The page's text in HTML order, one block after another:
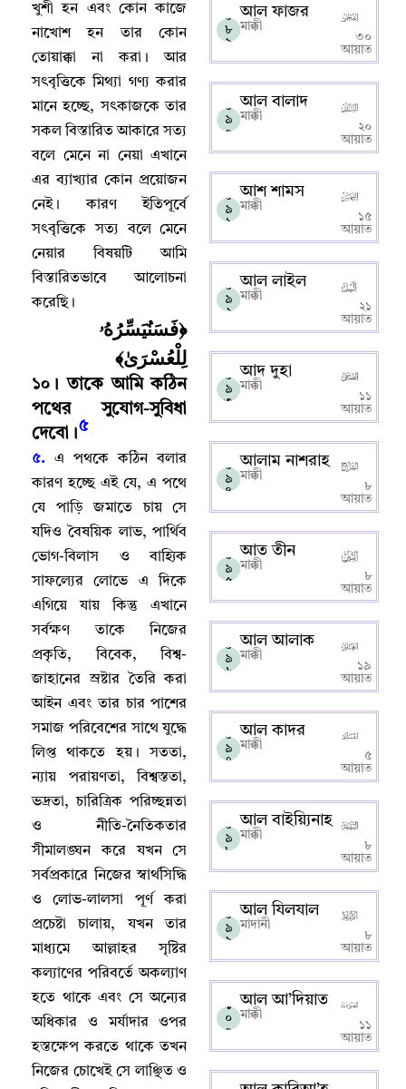
খুশী হন এবং কোন কাজে
নাখোশ হন তার কোন
তোয়াক্কা না করা । আর
সৎবৃত্তিকে মিথ্যা গণ্য করার
মানে হচ্ছে,সৎকাজকে তার
সকল বিস্তারিত আকারে সত্য
বলে মেনে না নেয়া এখানে
এর ব্যাখ্যার কোন প্রয়োজন
নেই। কারণ ইতিপূর্বে
সৎবৃত্তিকে সত্য বলে মেনে
নেয়ার বিষয়টি আমি
বিস্তারিতভাবে আলোচনা
করেছি।
﴿فَسَنُيَسِّرُهُۥ
لِلْعُسْرَىٰ﴾
১০ । তাকে আমি কঠিন
পথের সুযোগ-সুবিধা
দেবো ।৫
৫. এ পথকে কঠিন বলার
কারণ হচ্ছে এই যে,এ পথে
যে পাড়ি জমাতে চায় সে
যদিও বৈষয়িক লাভ,পার্থিব
ভোগ-বিলাস ও বাহ্যিক
সাফল্যের লোভে এ দিকে
এগিয়ে যায় কিন্তু এখানে
সর্বক্ষণ তাকে নিজের
প্রকৃতি,বিবেক,বিশ্ব-
জাহানের স্রষ্টার তৈরি করা
আইন এবং তার চার পাশের
সমাজ পরিবেশের সাথে যুদ্ধে
লিপ্ত থাকতে হয়। সততা,
ন্যায় পরায়ণতা,বিশ্বস্ততা,
ভদ্রতা,চারিত্রিক পরিচ্ছন্নতা
ও নীতি-নৈতিকতার
সীমালঙ্ঘন করে যখন সে
সর্বপ্রকারে নিজের স্বার্থসিদ্ধি
ও লোভ-লালসা পূর্ণ করা
প্রচেষ্টা চালায়,যখন তার
মাধ্যমে আল্লাহর সৃষ্টির
কল্যাণের পরিবর্তে অকল্যাণ
হতে থাকে এবং সে অন্যের
অধিকার ও মর্যাদার ওপর
হস্তক্ষেপ করতে থাকে তখন
নিজের চোখেই সে লাঞ্ছিত ও
০
৮
৯
আল ফাজর
মাক্কী
৩০
আয়াত
০
৯
০
আল বালাদ
মাক্কী
২০
আয়াত
০
৯
১
আশ শামস
মাক্কী
১৫
আয়াত
০
৯
২
আল লাইল
মাক্কী
২১
আয়াত
০
৯
৩
আদ দুহা
মাক্কী
১১
আয়াত
০
৯
৪
আলাম নাশরাহ
মাক্কী
৮
আয়াত
০
৯
৫
আত তীন
মাক্কী
৮
আয়াত
০
৯
৬
আল আলাক
মাক্কী
১৯
আয়াত
০
৯
৭
আল কাদর
মাক্কী
৫
আয়াত
০
৯
৮
আল বাইয়্যিনাহ
মাক্কী
৮
আয়াত
০
৯
৯
আল যিলযাল
মাদানী
৮
আয়াত
১
০
০
আল আ’দিয়াত
মাক্কী
১১
আয়াত